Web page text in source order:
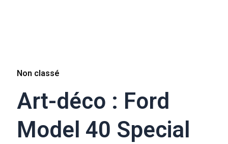
Non classé
Art-déco : Ford
Model 40 Special